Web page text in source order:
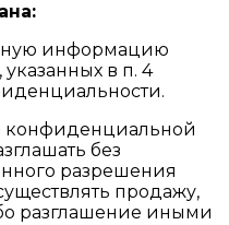
информацию
в п. 4
конфиденциальной
без
разрешения
продажу,
разглашение иными